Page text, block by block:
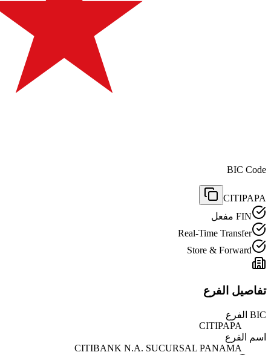
BIC Code
CITIPAPA
FIN مفعل
Real-Time Transfer
Store & Forward
تفاصيل الفرع
BIC الفرع
CITIPAPA
اسم الفرع
CITIBANK N.A. SUCURSAL PANAMA